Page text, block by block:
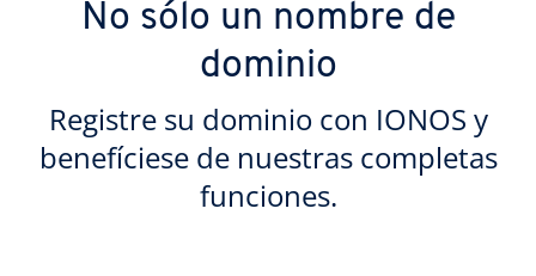
No sólo un nombre de
dominio
Registre su dominio con IONOS y
benefíciese de nuestras completas
funciones.